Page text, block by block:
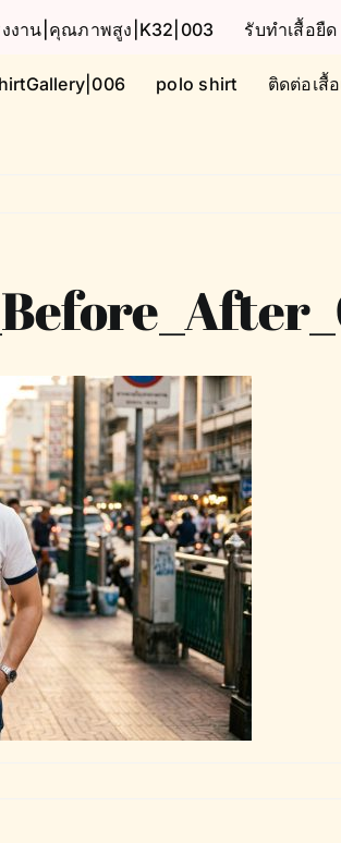
งาน|คุณภาพสูง|K32|003 รับทำเสื้อยื
polo shirt ติดต่อเสื้